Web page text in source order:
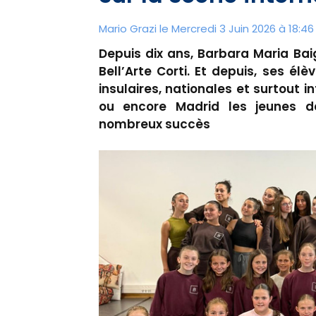
Mario Grazi le Mercredi 3 Juin 2026 à 18:46
Depuis dix ans, Barbara Maria
Bell’Arte Corti. Et depuis, ses
insulaires, nationales et surtout
ou encore Madrid les jeunes
nombreux succès